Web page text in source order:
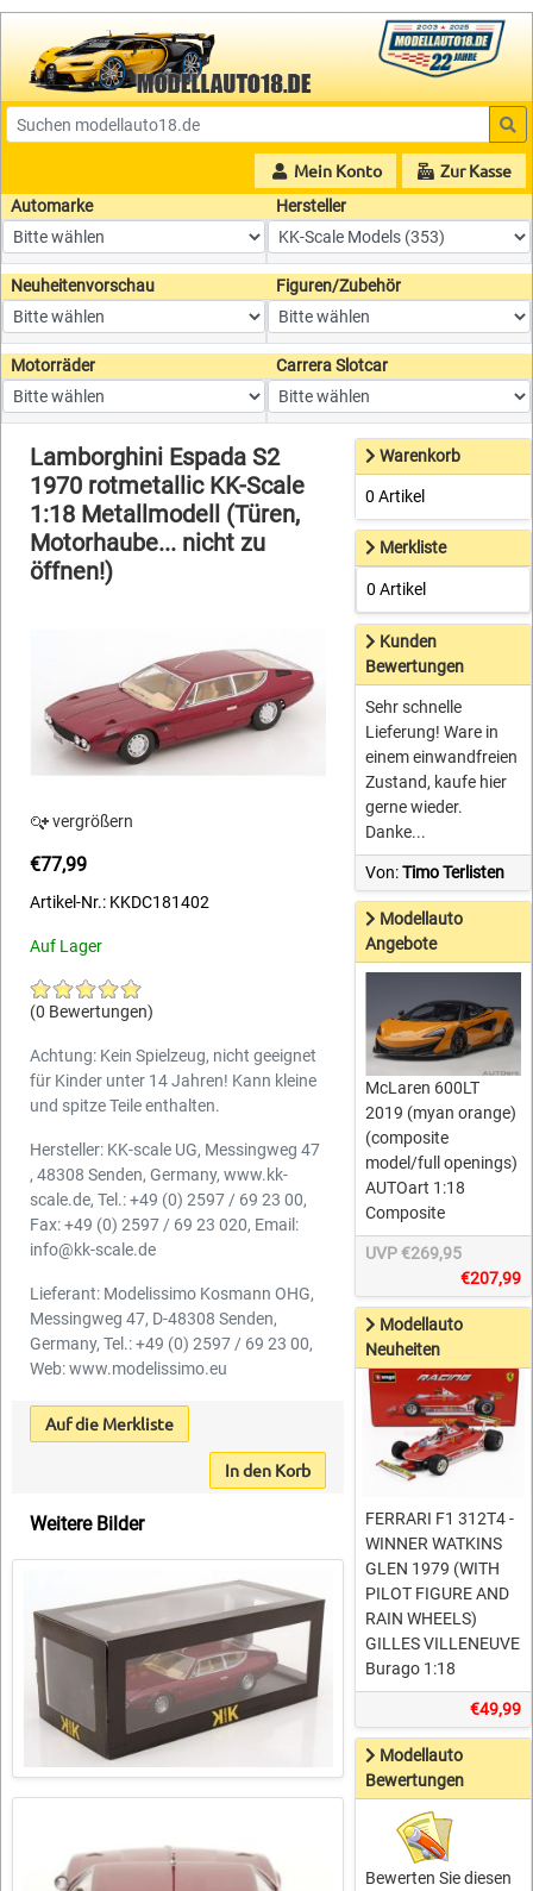
Mein Konto Zur Kasse
Automarke Hersteller
Neuheitenvorschau Figuren/Zubehör
Motorräder Carrera Slotcar
Lamborghini Espada S2
1970 rotmetallic KK-Scale
1:18 Metallmodell (Türen,
Motorhaube... nicht zu
öffnen!)
vergrößern
€77,99
Artikel-Nr.: KKDC181402
Auf Lager
(0 Bewertungen)
Achtung: Kein Spielzeug, nicht geeignet
für Kinder unter 14 Jahren! Kann kleine
und spitze Teile enthalten.
Hersteller: KK-scale UG, Messingweg 47
, 48308 Senden, Germany, www.kk-
scale.de, Tel.: +49 (0) 2597 / 69 23 00,
Fax: +49 (0) 2597 / 69 23 020, Email:
info@kk-scale.de
Lieferant: Modelissimo Kosmann OHG,
Messingweg 47, D-48308 Senden,
Germany, Tel.: +49 (0) 2597 / 69 23 00,
Web: www.modelissimo.eu
Auf die Merkliste
In den Korb
Weitere Bilder
Warenkorb
0 Artikel
Merkliste
0 Artikel
Kunden
Bewertungen
Sehr schnelle
Lieferung! Ware in
einem einwandfreien
Zustand, kaufe hier
gerne wieder.
Danke...
Von:Timo Terlisten
Modellauto
Angebote
McLaren 600LT
2019 (myan orange)
(composite
model/full openings)
AUTOart 1:18
Composite
UVP €269,95
€207,99
Modellauto
Neuheiten
FERRARI F1 312T4 -
WINNER WATKINS
GLEN 1979 (WITH
PILOT FIGURE AND
RAIN WHEELS)
GILLES VILLENEUVE
Burago 1:18
€49,99
Modellauto
Bewertungen
Bewerten Sie diesen